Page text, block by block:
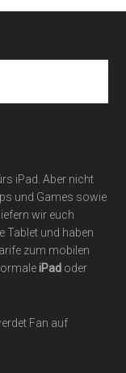
iPad. Aber nicht
und Games sowie
wir euch
Tablet und haben
zum mobilen
iPad oder
Fan auf